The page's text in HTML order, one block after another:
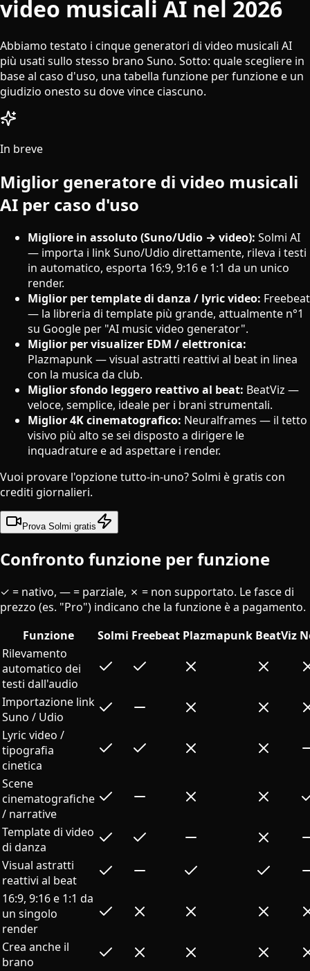
video musicali AI nel 2026
Abbiamo testato i cinque generatori di video musicali AI
più usati sullo stesso brano Suno. Sotto: quale scegliere in
base al caso d'uso, una tabella funzione per funzione e un
giudizio onesto su dove vince ciascuno.
In breve
Miglior generatore di video musicali
AI per caso d'uso
Migliore in assoluto (Suno/Udio → video): Solmi AI
— importa i link Suno/Udio direttamente, rileva i testi
in automatico, esporta 16:9, 9:16 e 1:1 da un unico
render.
Miglior per template di danza / lyric video: Freebeat
— la libreria di template più grande, attualmente n°1
su Google per "AI music video generator".
Miglior per visualizer EDM / elettronica:
Plazmapunk — visual astratti reattivi al beat in linea
con la musica da club.
Miglior sfondo leggero reattivo al beat: BeatViz —
veloce, semplice, ideale per i brani strumentali.
Miglior 4K cinematografico: Neuralframes — il tetto
visivo più alto se sei disposto a dirigere le
inquadrature e ad aspettare i render.
Vuoi provare l'opzione tutto-in-uno? Solmi è gratis con
crediti giornalieri.
Prova Solmi gratis
Confronto funzione per funzione
✓ = nativo, — = parziale, ✗ = non supportato. Le fasce di
prezzo (es. "Pro") indicano che la funzione è a pagamento.
Funzione
Solmi Freebeat Plazmapunk BeatViz
Rilevamento
automatico dei
testi dall'audio
Importazione link
Suno / Udio
Lyric video /
tipografia
cinetica
Scene
cinematografiche
/ narrative
Template di video
di danza
Visual astratti
reattivi al beat
16:9, 9:16 e 1:1 da
un singolo
render
Crea anche il
brano